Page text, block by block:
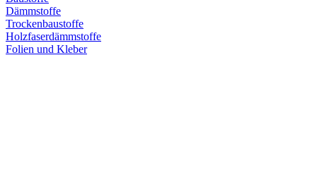
Dämmstoffe
Trockenbaustoffe
Holzfaserdämmstoffe
Folien und Kleber